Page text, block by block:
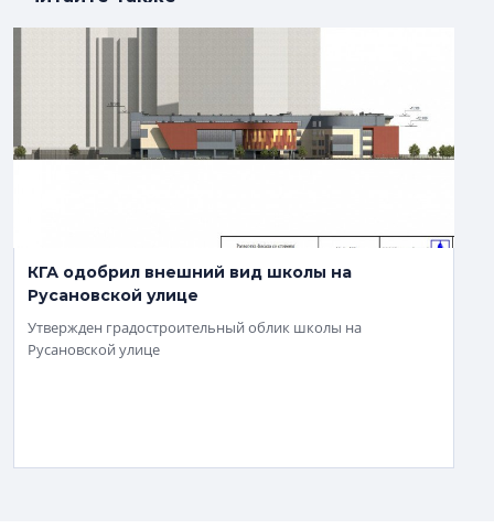
КГА одобрил внешний вид школы на
Русановской улице
Утвержден градостроительный облик школы на
Русановской улице